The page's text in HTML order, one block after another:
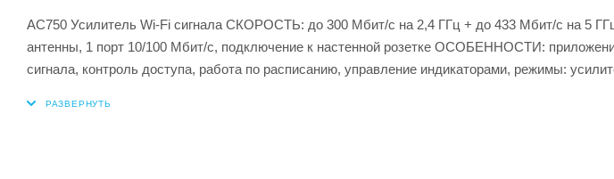
AC750 Усилитель Wi-Fi сигнала СКОРОСТЬ: до 300 Мбит/с на 2,4 ГГц + до 433 Мбит/с на 5
антенны, 1 порт 10/100 Мбит/с, подключение к настенной розетке ОСОБЕННОСТИ:
сигнала, контроль доступа, работа по расписанию, управление индикаторами, режимы: